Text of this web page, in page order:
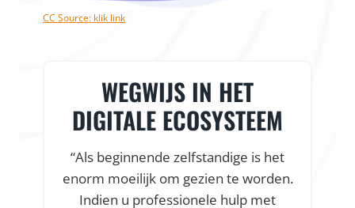
CC Source: klik link
WEGWIJS IN HET
DIGITALE ECOSYSTEEM
“Als beginnende zelfstandige is het
enorm moeilijk om gezien te worden.
Indien u professionele hulp met